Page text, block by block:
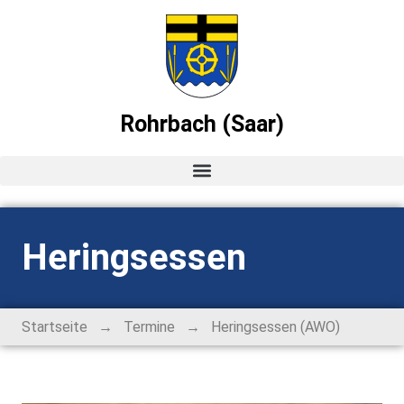
Rohrbach (Saar)
News
Ortsvorsteher-Blog
Heringsessen
Startseite → Termine → Heringsessen (AWO)